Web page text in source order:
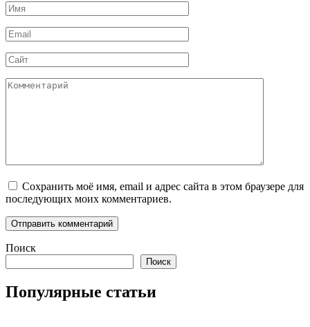
Имя
*
Email
*
Сайт
Комментарий
Сохранить моё имя, email и адрес сайта в этом браузере для
последующих моих комментариев.
Поиск
Поиск
Популярные статьи